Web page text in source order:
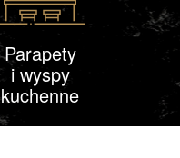
Parapety
i wyspy
kuchenne